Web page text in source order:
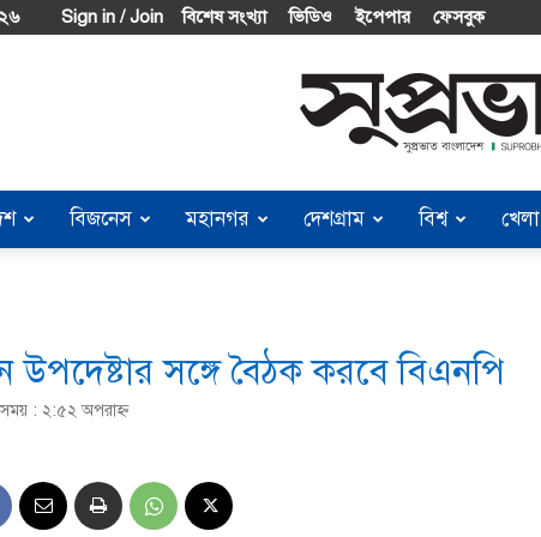
Sign in / Join বিশেষ সংখ্যা ভিডিও ইপেপার ফেসবুক
Suprobhat
Bangladesh
বিজনেস মহানগর দেশগ্রাম বিশ্ব খেলা
উপদেষ্টার সঙ্গে বৈঠক করবে বিএনপি
সময় : ২:৫২ অপরাহ্ণ